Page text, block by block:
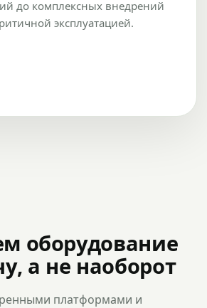
до комплексных внедрений
эксплуатацией.
оборудование
а не наоборот
платформами и